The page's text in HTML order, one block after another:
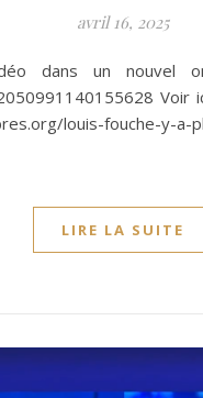
avril 16, 2025
dans un nouvel
louis-fouche-y-a-
LIRE LA SUITE